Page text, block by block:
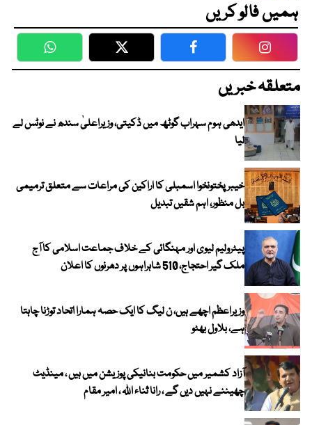
ہمیں فالو کریں
WhatsApp Twitter Facebook
متعلقہ خبریں
ایدھی ہوم سہراب گوٹھ میں ڈکیتی، وزیراعلیٰ سندھ نے نوٹس لے
لیا
خیبرپختونخوا اسمبلی کا اراکین کی مراعات سے متعلق ترمیمی
بل منظور، اہم شقیں تبدیل
پیٹرولیم لیوی اور مہنگائی کے خلاف جماعت اسلامی کا آج
ملک گیر احتجاج، 510 شاہراہوں پر دھرنوں کا اعلان
وزیراعظم اچھے ہیں، ن لیگ کا ایک حصہ ہمارا اتحاد توڑنا چاہتا
ہے، بلاول بھٹو
آزاد کشمیر میں حکومت بنانیکی پوزیشن میں ہیں ، مینڈیٹ
چھیننے نہیں دیں گے ، رانا ثناء اللہ ، امیر مقام